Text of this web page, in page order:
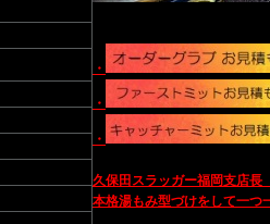
・
・
・
久保田スラッガー福岡支店
本格湯もみ型づけをして一つ